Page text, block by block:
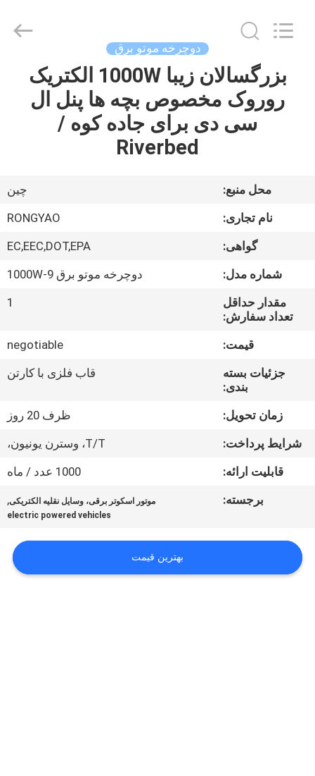
خانه
محصولات
کارخانه
کنترل
کیفیت
تماس
بگیرید
قول
نقشه
Vehicle
Co.,Ltd.
دوچرخه موتو برق
بزرگسالان زیبا 1000W الکتریک
روروک مخصوص بچه ها پنل ال
سی دی برای جاده کوه /
Riverbed
محل منبع:
چين
نام تجاری:
RONGYAO
گواهی:
EC,EEC,DOT,EPA
شماره مدل:
دوچرخه موتو برق 1000W-9
مقدار حداقل
تعداد سفارش:
1
قیمت:
negotiable
جزئیات بسته
بندی:
قاب فلزی با کارتن
زمان تحویل:
ظرف 20 روز
شرایط پرداخت:
T/T، وسترن یونیون،
قابلیت ارائه:
1000 عدد / ماه
برجسته:
موتور اسکوتر برقی، وسایل نقلیه الکتریکی,
electric powered vehicles
بهترین قیمت